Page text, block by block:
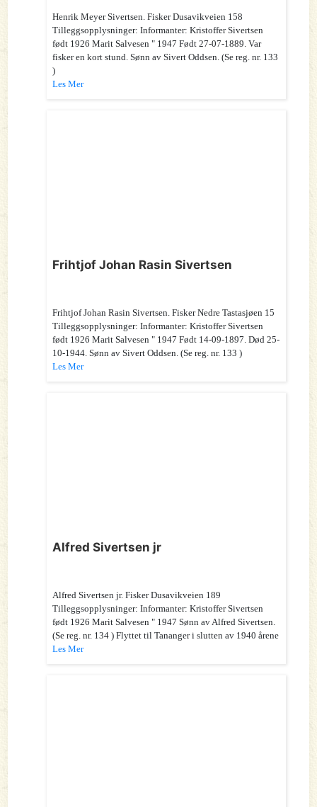
Henrik Meyer Sivertsen. Fisker Dusavikveien 158
Tilleggsopplysninger: Informanter: Kristoffer Sivertsen
født 1926 Marit Salvesen " 1947 Født 27-07-1889. Var
fisker en kort stund. Sønn av Sivert Oddsen. (Se reg. nr. 133
)
Les Mer
Frihtjof Johan Rasin Sivertsen
Frihtjof Johan Rasin Sivertsen. Fisker Nedre Tastasjøen 15
Tilleggsopplysninger: Informanter: Kristoffer Sivertsen
født 1926 Marit Salvesen " 1947 Født 14-09-1897. Død 25-
10-1944. Sønn av Sivert Oddsen. (Se reg. nr. 133 )
Les Mer
Alfred Sivertsen jr
Alfred Sivertsen jr. Fisker Dusavikveien 189
Tilleggsopplysninger: Informanter: Kristoffer Sivertsen
født 1926 Marit Salvesen " 1947 Sønn av Alfred Sivertsen.
(Se reg. nr. 134 ) Flyttet til Tananger i slutten av 1940 årene
Les Mer